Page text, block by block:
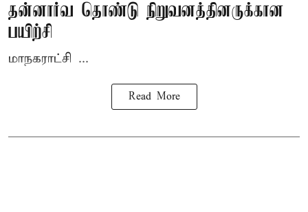
தன்னார்வ தொண்டு நிறுவனத்தினருக்கான
பயிற்சி
மாநகராட்சி ...
Read More